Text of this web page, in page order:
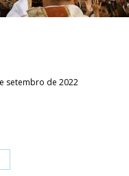
setembro de 2022